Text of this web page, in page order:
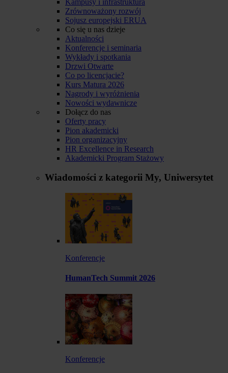
Zrównoważony rozwój
Sojusz europejski ERUA
Co się u nas dzieje
Aktualności
Konferencje i seminaria
Wykłady i spotkania
Drzwi Otwarte
Co po licencjacie?
Kurs Matura 2026
Nagrody i wyróżnienia
Nowości wydawnicze
Dołącz do nas
Oferty pracy
Pion akademicki
Pion organizacyjny
HR Excellence in Research
Akademicki Program Stażowy
Wiadomości z kategorii My, Uniwersytet
Konferencje
HumanTech Summit 2026
Konferencje